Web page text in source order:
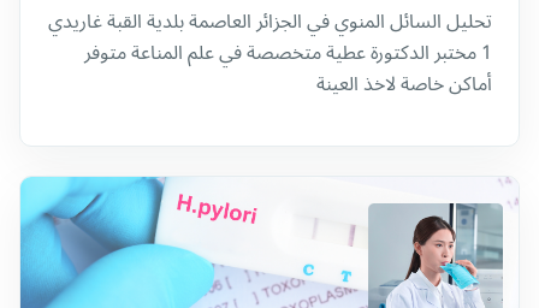
تحليل السائل المنوي في الجزائر العاصمة بلدية القبة غاريدي
1 مختبر الدكتورة عطية متخصصة في علم المناعة متوفر
أماكن خاصة لاخذ العينة